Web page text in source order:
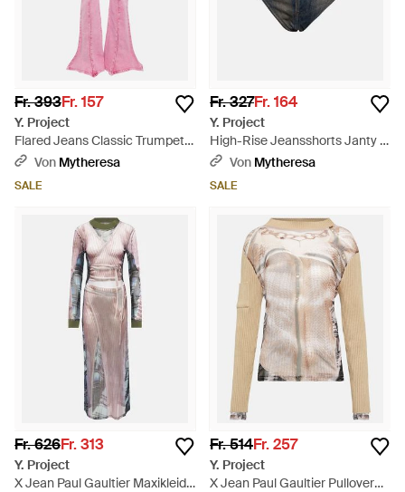
Fr. 393Fr. 157
Y. Project
Flared Jeans Classic Trumpet -
PinkVon Mytheresa
SALE
Fr. 327Fr. 164
Y. Project
High-Rise Jeansshorts Janty -
BlauVon Mytheresa
SALE
Fr. 626Fr. 313
Y. Project
X Jean Paul Gaultier Maxikleid
Fr. 514Fr. 257
Y. Project
X Jean Paul Gaultier Pullover